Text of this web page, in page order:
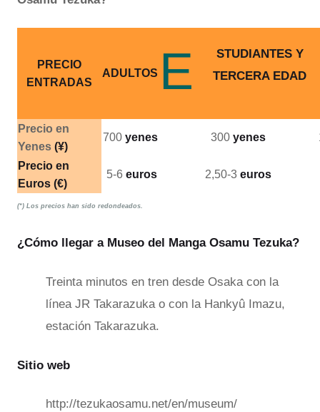
PRECIO
ENTRADAS
ADULTOS E
STUDIANTES Y
TERCERA EDAD
Precio en
Yenes (¥)
700 yenes 300 yenes
Precio en
Euros (€)
5-6 euros 2,50-3 euros
(*) Los precios han sido redondeados.
¿Cómo llegar a Museo del Manga Osamu Tezuka?
Treinta minutos en tren desde Osaka con la
línea JR Takarazuka o con la Hankyû Imazu,
estación Takarazuka.
Sitio web
http://tezukaosamu.net/en/museum/